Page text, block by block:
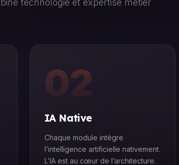
technologie et expertise métier
02
IA Native
Chaque module intègre
l’intelligence artificielle nativement.
L’IA est au cœur de l’architecture.